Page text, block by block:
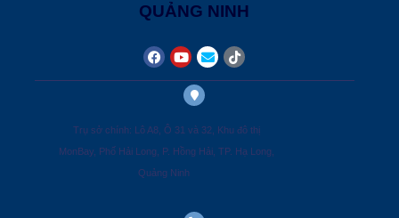
QUẢNG NINH
Trụ sở chính: Lô A8, Ô 31 và 32, Khu đô thị
MonBay, Phố Hải Long, P. Hồng Hải, TP. Hạ Long,
Quảng Ninh